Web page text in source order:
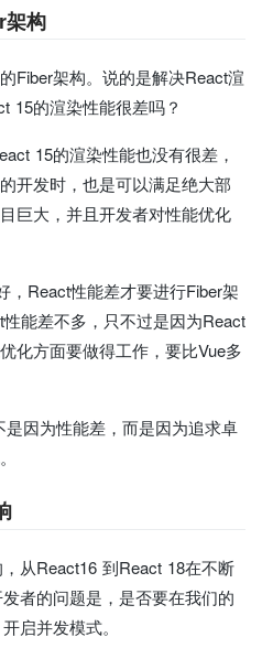
架构
Fiber架构。说的是解决React渲
15的渲染性能很差吗？
15的渲染性能也没有很差，
开发时，也是可以满足绝大部
巨大，并且开发者对性能优化
，React性能差才要进行Fiber架
能差不多，只不过是因为React
化方面要做得工作，要比Vue多
因为性能差，而是因为追求卓
从React16 到React 18在不断
者的问题是，是否要在我们的
启并发模式。